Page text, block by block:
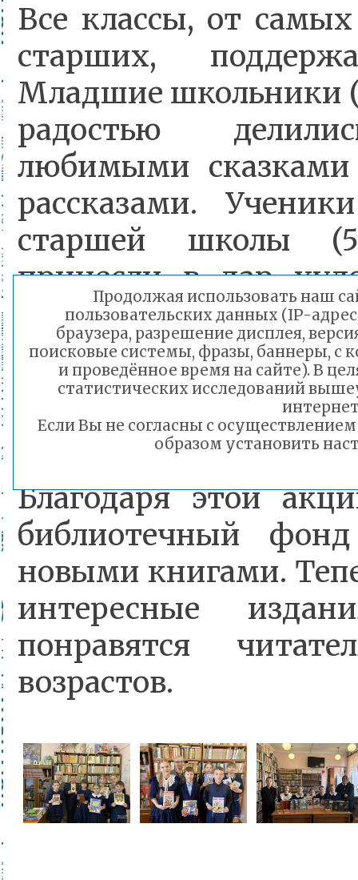
Все классы, от
старших,
Младшие школьники
радостью
любимыми
рассказами.
старшей школы
принесли в дар
литературу,
энциклопедии и
издания, которые
хранят.
Благодаря этой
библиотечный
новыми книгами.
интересные
понравятся
возрастов.
Продолжая использовать наш
пользовательских данных (IP-
браузера, разрешение дисплея,
поисковые системы, фразы, баннеры, с
и проведённое время на сайте). В
статистических исследований
Если Вы не согласны с
образом установить